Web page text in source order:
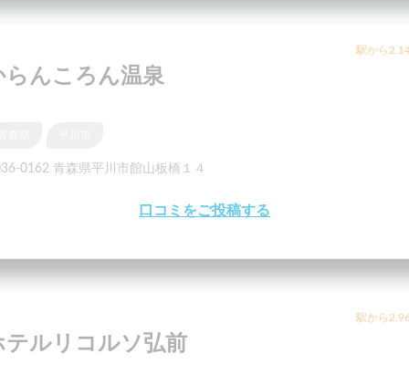
駅から
らんころん温泉
0162 青森県平川市館山板橋１４
口コミをご投稿する
駅から
テルリコルソ弘前